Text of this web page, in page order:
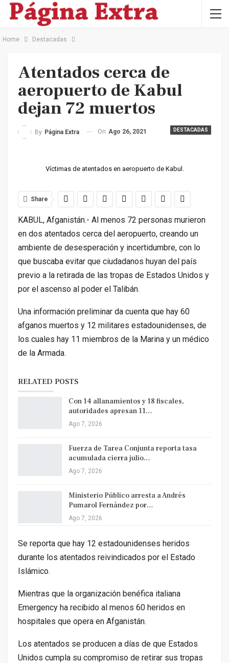
Home Destacadas
Atentados cerca de
aeropuerto de Kabul
dejan 72 muertos
DESTACADAS
By Página Extra On Ago 26, 2021
Víctimas de atentados en aeropuerto de Kabul.
Share
KABUL, Afganistán.- Al menos 72 personas murieron
en dos atentados cerca del aeropuerto, creando un
ambiente de desesperación y incertidumbre, con lo
que buscaba evitar que ciudadanos huyan del país
previo a la retirada de las tropas de Estados Unidos y
por el ascenso al poder el Talibán.
Una información preliminar da cuenta que hay 60
afganos muertos y 12 militares estadounidenses, de
los cuales hay 11 miembros de la Marina y un médico
de la Armada.
RELATED POSTS
Con 14 allanamientos y 18 fiscales,
autoridades apresan 11…
Ago 7, 2026
Fuerza de Tarea Conjunta reporta tasa
acumulada cierra julio…
Ago 7, 2026
Ministerio Público arresta a Andrés
Pumarol Fernández por…
Ago 7, 2026
Se reporta que hay 12 estadounidenses heridos
durante los atentados reivindicados por el Estado
Islámico.
Mientras que la organización benéfica italiana
Emergency ha recibido al menos 60 heridos en
hospitales que opera en Afganistán.
Los atentados se producen a días de que Estados
Unidos cumpla su compromiso de retirar sus tropas